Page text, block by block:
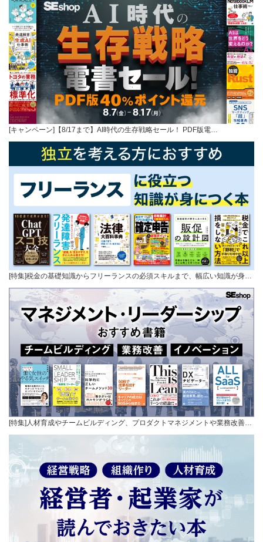
[キャンペーン]【8/17まで】AI時代の生存戦略セール！ PDF版電…
[特集]税金の基礎知識からフリーランスの必須スキルまで、幅広い知識が身…
[特集]人材育成やチームビルディング、プロダクトマネジメントや業務改善…